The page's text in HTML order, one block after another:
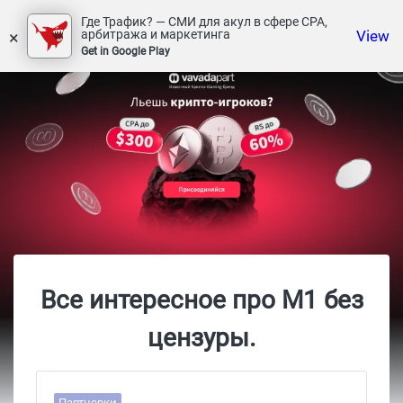
×
Где Трафик? — СМИ для акул в сфере СРА,
арбитража и маркетинга
Get in Google Play
View
Все интересное про М1 без
цензуры.